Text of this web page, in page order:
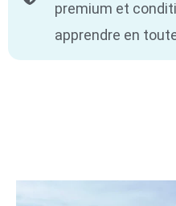
premium et
apprendre en